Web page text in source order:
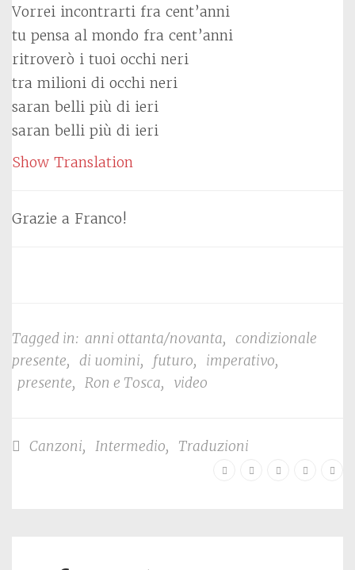
Vorrei incontrarti fra cent’anni
tu pensa al mondo fra cent’anni
ritroverò i tuoi occhi neri
tra milioni di occhi neri
saran belli più di ieri
saran belli più di ieri
Show Translation
Grazie a Franco!
Tagged in: anni ottanta/novanta, condizionale
presente, di uomini, futuro, imperativo,
presente, Ron e Tosca, video
Canzoni, Intermedio, Traduzioni